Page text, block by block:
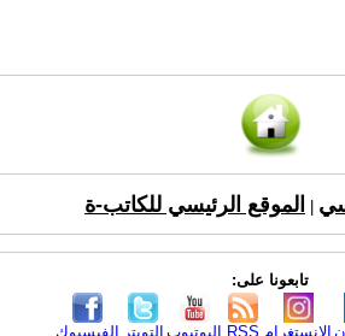
الموقع الرئيسي للكاتب-ة
تابعونا على:
الفيسبوك التويتر اليوتيوب RSS الانستغرام